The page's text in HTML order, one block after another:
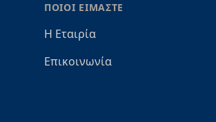
ΠΟΙΟΙ ΕΙΜΑΣΤΕ
Η Εταιρία
Επικοινωνία